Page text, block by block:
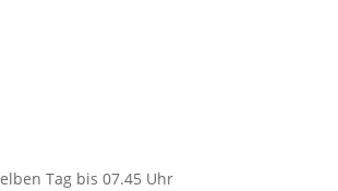
Tag bis 07.45 Uhr